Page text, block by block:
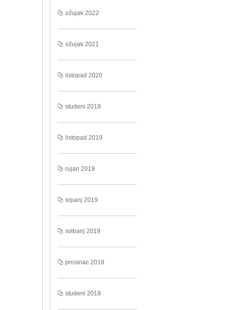
ožujak 2022
ožujak 2021
listopad 2020
studeni 2019
listopad 2019
rujan 2019
srpanj 2019
svibanj 2019
prosinac 2018
studeni 2018